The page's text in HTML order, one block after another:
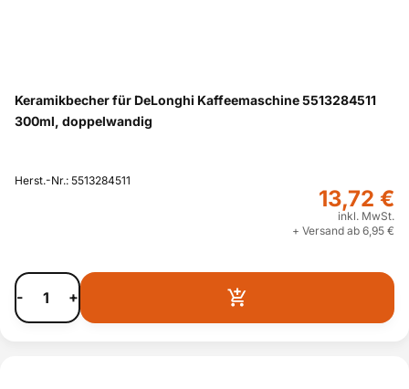
Keramikbecher für DeLonghi Kaffeemaschine 5513284511
300ml, doppelwandig
Herst.-Nr.: 5513284511
13,72 €
inkl. MwSt.
+ Versand ab 6,95 €
- +